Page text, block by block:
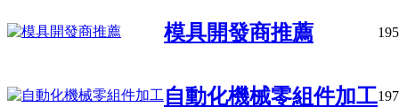
模具開發商推薦 195
自動化機械零組件加工197